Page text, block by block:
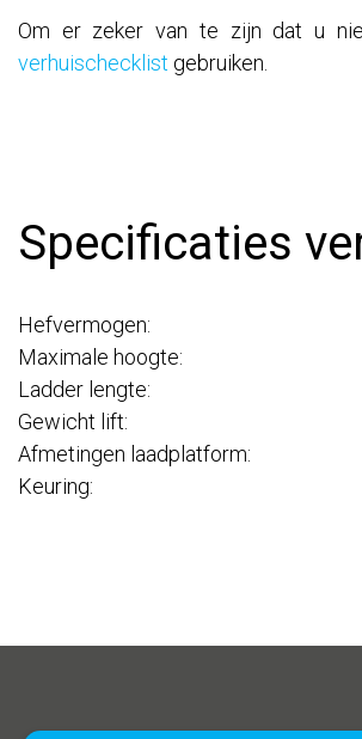
Om er zeker van te zijn dat u
verhuischecklist gebruiken.
Specificaties
Hefvermogen:
Maximale hoogte:
Ladder lengte:
Gewicht lift:
Afmetingen laadplatform:
Keuring: